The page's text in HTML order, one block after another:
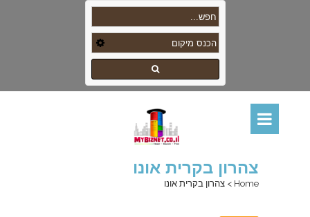
צהרון בקרית אונו
Home
> צהרון בקרית אונו